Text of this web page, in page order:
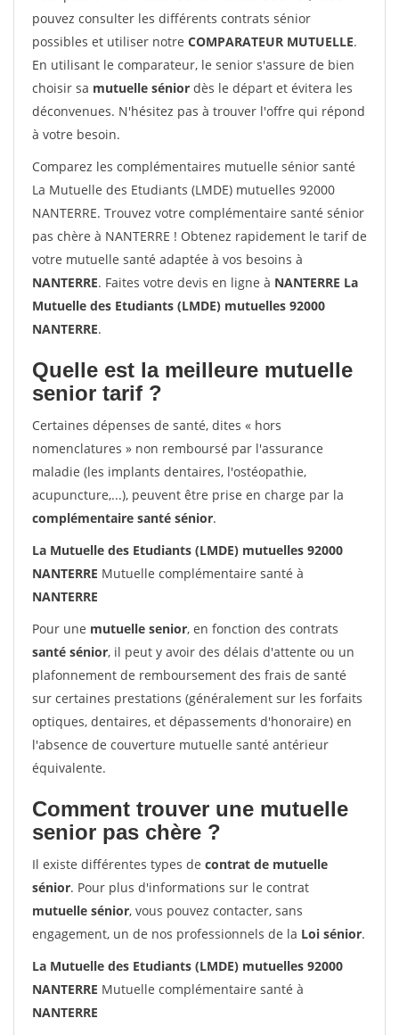
pouvez consulter les différents contrats sénior
possibles et utiliser notre COMPARATEUR MUTUELLE.
En utilisant le comparateur, le senior s'assure de bien
choisir sa mutuelle sénior dès le départ et évitera les
déconvenues. N'hésitez pas à trouver l'offre qui répond
à votre besoin.
Comparez les complémentaires mutuelle sénior santé
La Mutuelle des Etudiants (LMDE) mutuelles 92000
NANTERRE. Trouvez votre complémentaire santé sénior
pas chère à NANTERRE ! Obtenez rapidement le tarif de
votre mutuelle santé adaptée à vos besoins à
NANTERRE. Faites votre devis en ligne à NANTERRE La
Mutuelle des Etudiants (LMDE) mutuelles 92000
NANTERRE.
Quelle est la meilleure mutuelle
senior tarif ?
Certaines dépenses de santé, dites « hors
nomenclatures » non remboursé par l'assurance
maladie (les implants dentaires, l'ostéopathie,
acupuncture,...), peuvent être prise en charge par la
complémentaire santé sénior.
La Mutuelle des Etudiants (LMDE) mutuelles 92000
NANTERRE Mutuelle complémentaire santé à
NANTERRE
Pour une mutuelle senior, en fonction des contrats
santé sénior, il peut y avoir des délais d'attente ou un
plafonnement de remboursement des frais de santé
sur certaines prestations (généralement sur les forfaits
optiques, dentaires, et dépassements d'honoraire) en
l'absence de couverture mutuelle santé antérieur
équivalente.
Comment trouver une mutuelle
senior pas chère ?
Il existe différentes types de contrat de mutuelle
sénior. Pour plus d'informations sur le contrat
mutuelle sénior, vous pouvez contacter, sans
engagement, un de nos professionnels de la Loi sénior.
La Mutuelle des Etudiants (LMDE) mutuelles 92000
NANTERRE Mutuelle complémentaire santé à
NANTERRE